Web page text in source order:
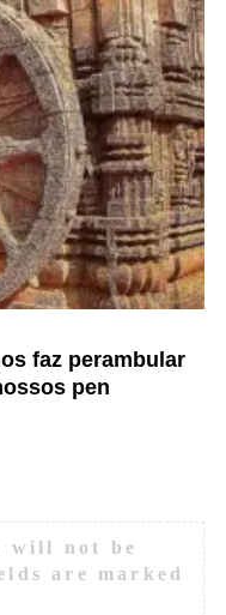
faz perambular
pen
will not be
are marked